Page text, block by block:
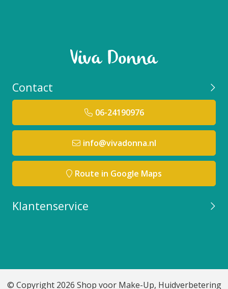
Contact
06-24190976
info@vivadonna.nl
Route in Google Maps
Klantenservice
© Copyright 2026 Shop voor Make-Up, Huidverbetering